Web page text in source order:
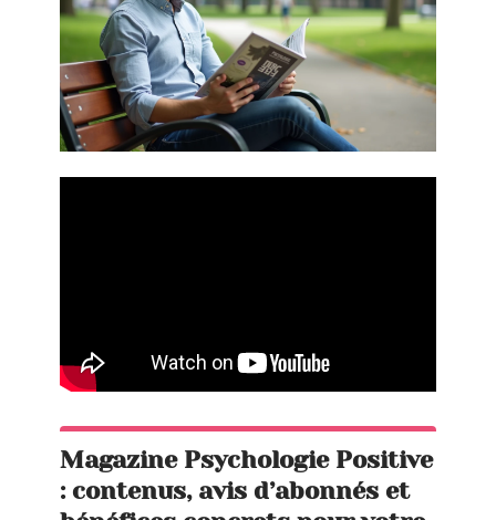
Magazine Psychologie Positive
: contenus, avis d’abonnés et